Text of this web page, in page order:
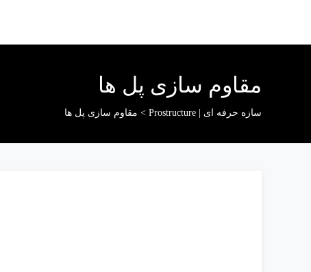
مقاوم سازی پل ها
سازه حرفه ای | Prostructure > مقاوم سازی پل ها